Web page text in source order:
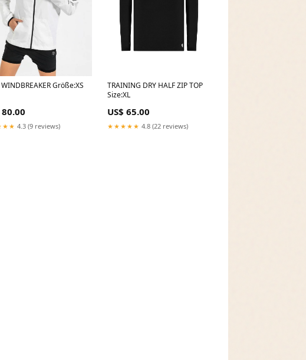
Größe:XS
80.00
4.3 (9 reviews)
TRAINING DRY HALF ZIP TOP
Size:XL
US$ 65.00
★★★★★ 4.8 (22 reviews)